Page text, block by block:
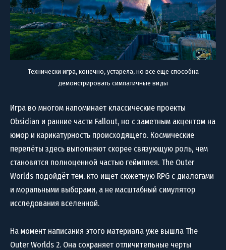
Технически игра, конечно, устарела, но все еще способна
демонстрировать симпатичные виды
Игра во многом напоминает классические проекты
Obsidian и ранние части Fallout, но с заметным акцентом на
юмор и карикатурность происходящего. Космические
перелёты здесь выполняют скорее связующую роль, чем
становятся полноценной частью геймплея. The Outer
Worlds подойдёт тем, кто ищет сюжетную RPG с диалогами
и моральными выборами, а не масштабный симулятор
исследования вселенной.
На момент написания этого материала уже вышла The
Outer Worlds 2. Она сохраняет отличительные черты